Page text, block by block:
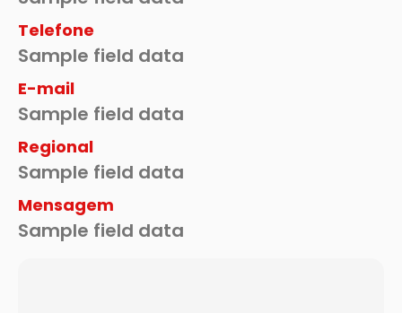
Telefone
Sample field data
E-mail
Sample field data
Regional
Sample field data
Mensagem
Sample field data